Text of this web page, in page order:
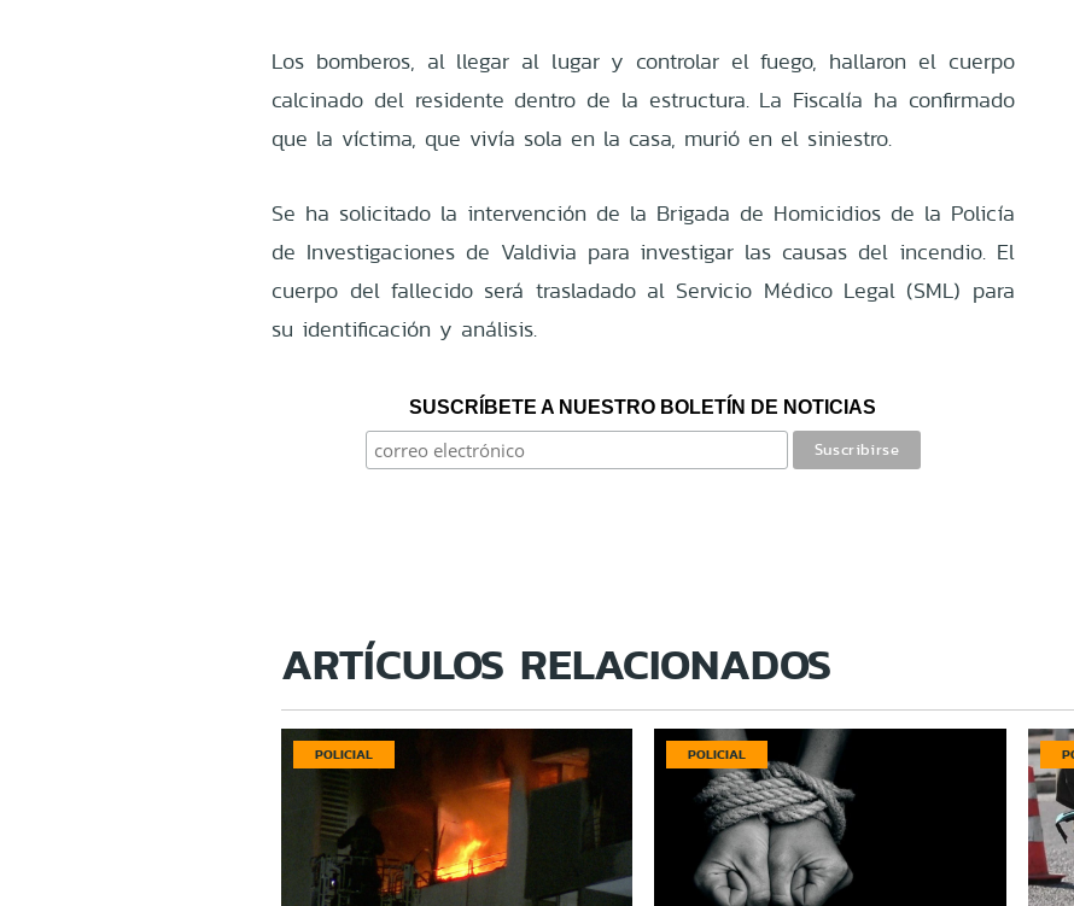
Los bomberos, al llegar al lugar y controlar el fuego, hallaron el cuerpo
calcinado del residente dentro de la estructura. La Fiscalía ha confirmado
que la víctima, que vivía sola en la casa, murió en el siniestro.
Se ha solicitado la intervención de la Brigada de Homicidios de la Policía
de Investigaciones de Valdivia para investigar las causas del incendio. El
cuerpo del fallecido será trasladado al Servicio Médico Legal (SML) para
su identificación y análisis.
SUSCRÍBETE A NUESTRO BOLETÍN DE NOTICIAS
ARTÍCULOS RELACIONADOS
POLICIAL POLICIAL